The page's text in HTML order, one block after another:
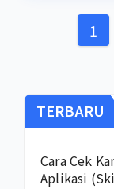
1
TERBARU
Cara Cek
Aplikasi